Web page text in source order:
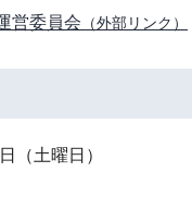
営委員会 （外部リンク）
（土曜日）